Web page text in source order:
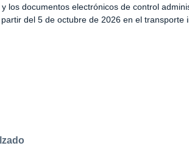
los documentos electrónicos de control
del 5 de octubre de 2026 en el transporte